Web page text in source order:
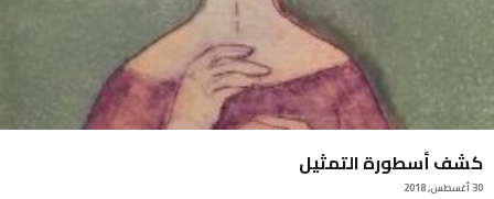
كشف أسطورة التمثيل
30 أغسطس, 2018